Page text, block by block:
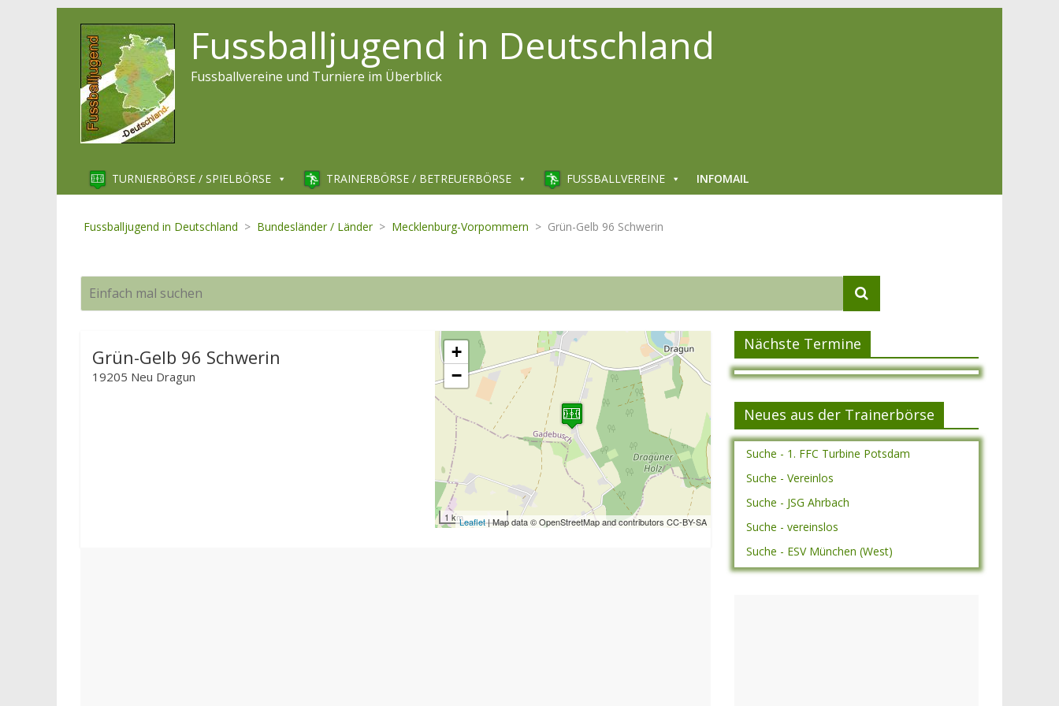
Fussballjugend in Deutschland
Fussballvereine und Turniere im Überblick
TURNIERBÖRSE / SPIELBÖRSE TRAINERBÖRSE / BETREUERBÖRSE FUSSBALLVEREINE INFOMAIL
Fussballjugend in Deutschland > Bundesländer / Länder > Mecklenburg-Vorpommern > Grün-Gelb 96 Schwerin
+
−
1 kmLeaflet| Map data © OpenStreetMap and contributors CC-BY-SA
Grün-Gelb 96 Schwerin
19205 Neu Dragun
Nächste Termine
Neues aus der Trainerbörse
Suche - 1. FFC Turbine Potsdam
Suche - Vereinlos
Suche - JSG Ahrbach
Suche - vereinslos
Suche - ESV München (West)